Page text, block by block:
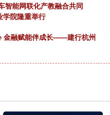
智能网联化产教融合共同
学院隆重举行
金融赋能伴成长——建行杭州